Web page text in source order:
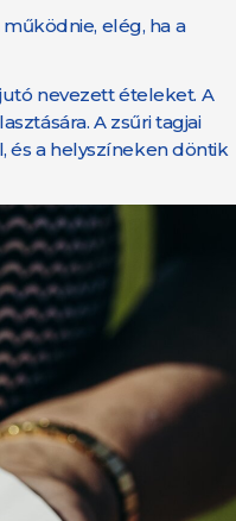
elég, ha a
nevezett ételeket. A
A zsűri tagjai
és a helyszíneken döntik